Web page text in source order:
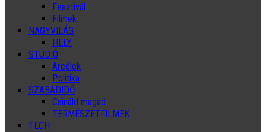
Fesztivál
Filmek
NAGYVILÁG
HELY
STÚDIÓ
Arcélek
Politika
SZABADIDŐ
Csináld magad
TERMÉSZETFILMEK
TECH